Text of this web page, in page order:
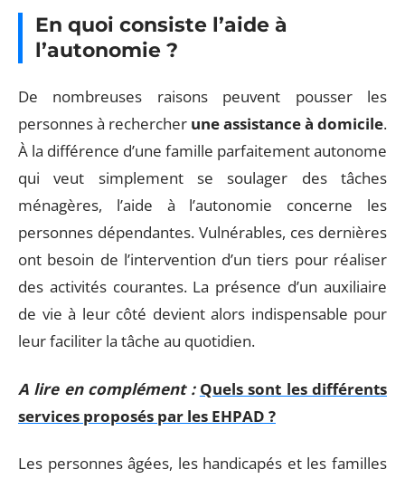
En quoi consiste l’aide à
l’autonomie ?
De nombreuses raisons peuvent pousser les
personnes à rechercher une assistance à domicile.
À la différence d’une famille parfaitement autonome
qui veut simplement se soulager des tâches
ménagères, l’aide à l’autonomie concerne les
personnes dépendantes. Vulnérables, ces dernières
ont besoin de l’intervention d’un tiers pour réaliser
des activités courantes. La présence d’un auxiliaire
de vie à leur côté devient alors indispensable pour
leur faciliter la tâche au quotidien.
A lire en complément : Quels sont les différents
services proposés par les EHPAD ?
Les personnes âgées, les handicapés et les familles